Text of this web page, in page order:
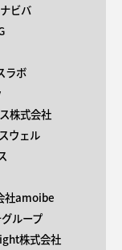
ビバ
ラボ
株式会社
ウェル
社amoibe
ループ
株式会社